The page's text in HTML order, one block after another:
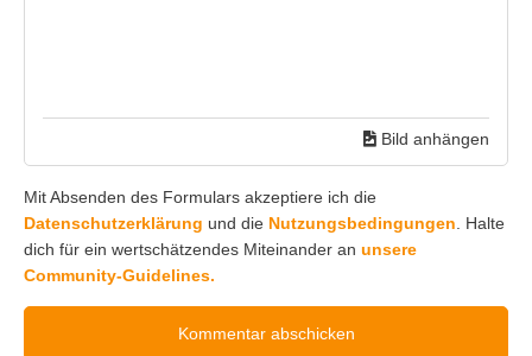
Bild anhängen
Mit Absenden des Formulars akzeptiere ich die
Datenschutzerklärung und die Nutzungsbedingungen. Halte
dich für ein wertschätzendes Miteinander an unsere
Community-Guidelines.